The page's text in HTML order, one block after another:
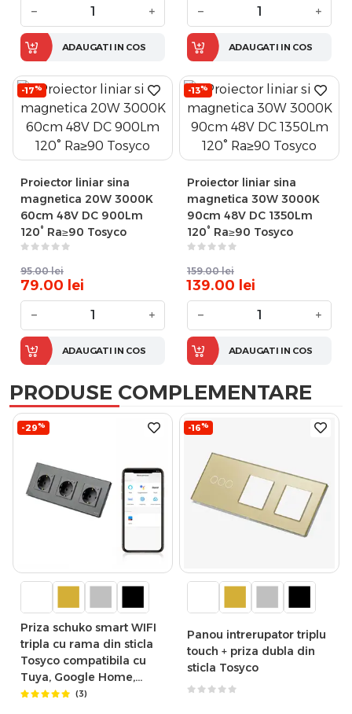
− +
ADAUGATI IN COS
− +
ADAUGATI IN COS
-17%
Proiector liniar sina
magnetica 20W 3000K
60cm 48V DC 900Lm
120° Ra≥90 Tosyco
95.00 lei
79.00 lei
− +
ADAUGATI IN COS
-13%
Proiector liniar sina
magnetica 30W 3000K
90cm 48V DC 1350Lm
120° Ra≥90 Tosyco
159.00 lei
139.00 lei
− +
ADAUGATI IN COS
PRODUSE COMPLEMENTARE
-29%
Priza schuko smart WIFI
tripla cu rama din sticla
Tosyco compatibila cu
Tuya, Google Home,
Amazon Alexa
(3)
-16%
Panou intrerupator triplu
touch + priza dubla din
sticla Tosyco